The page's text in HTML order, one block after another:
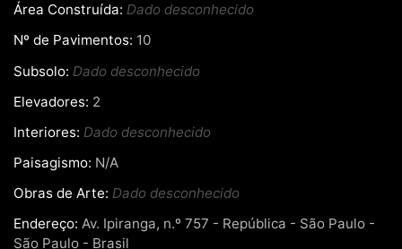
Área Construída: Dado desconhecido
Nº de Pavimentos: 10
Subsolo: Dado desconhecido
Elevadores: 2
Interiores: Dado desconhecido
Paisagismo: N/A
Obras de Arte: Dado desconhecido
Endereço: Av. Ipiranga, n.º 757 - República - São Paulo -
São Paulo - Brasil